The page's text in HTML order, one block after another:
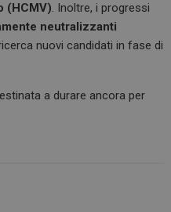
(HCMV). Inoltre, i progressi
neutralizzanti
nuovi candidati in fase di
a durare ancora per